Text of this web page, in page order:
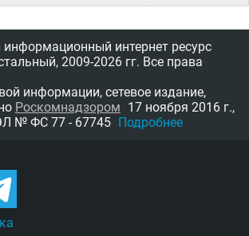
интернет ресурс
2009-2026 гг. Все права
информации, сетевое издание,
Роскомнадзором 17 ноября 2016 г.,
№ ФС 77 - 67745 Подробнее